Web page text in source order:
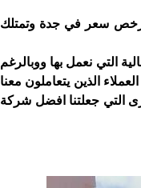
سعر في جدة وتمتلك
التي نعمل بها ووبالرغم
الذين يتعاملون معنا
التي جعلتنا افضل شركة